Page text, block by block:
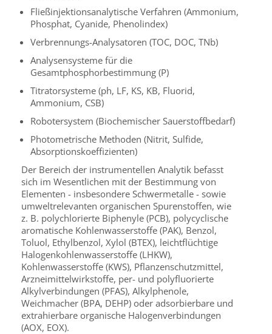
Fließinjektionsanalytische Verfahren (Ammonium,
Phosphat, Cyanide, Phenolindex)
Verbrennungs-Analysatoren (TOC, DOC, TNb)
Analysensysteme für die
Gesamtphosphorbestimmung (P)
Titratorsysteme (ph, LF, KS, KB, Fluorid,
Ammonium, CSB)
Robotersystem (Biochemischer Sauerstoffbedarf)
Photometrische Methoden (Nitrit, Sulfide,
Absorptionskoeffizienten)
Der Bereich der instrumentellen Analytik befasst
sich im Wesentlichen mit der Bestimmung von
Elementen - insbesondere Schwermetalle - sowie
umweltrelevanten organischen Spurenstoffen, wie
z. B. polychlorierte Biphenyle (PCB), polycyclische
aromatische Kohlenwasserstoffe (PAK), Benzol,
Toluol, Ethylbenzol, Xylol (BTEX), leichtflüchtige
Halogenkohlenwasserstoffe (LHKW),
Kohlenwasserstoffe (KWS), Pflanzenschutzmittel,
Arzneimittelwirkstoffe, per- und polyfluorierte
Alkylverbindungen (PFAS), Alkylphenole,
Weichmacher (BPA, DEHP) oder adsorbierbare und
extrahierbare organische Halogenverbindungen
(AOX, EOX).